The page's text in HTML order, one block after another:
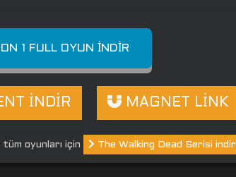
1 FULL OYUN İNDIR
MAGNET LİNK
İNDİR
tüm oyunları için The Walking Dead Serisi indir